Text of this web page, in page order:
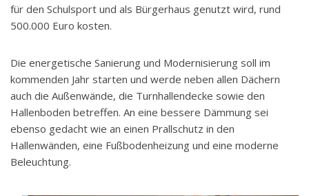
für den Schulsport und als Bürgerhaus genutzt wird, rund
500.000 Euro kosten.
Die energetische Sanierung und Modernisierung soll im
kommenden Jahr starten und werde neben allen Dächern
auch die Außenwände, die Turnhallendecke sowie den
Hallenboden betreffen. An eine bessere Dämmung sei
ebenso gedacht wie an einen Prallschutz in den
Hallenwänden, eine Fußbodenheizung und eine moderne
Beleuchtung.